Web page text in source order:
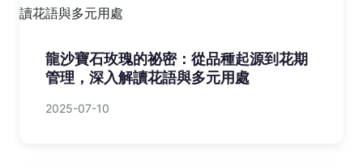
龍沙寶石玫瑰的祕密：從品種起源到花期
管理，深入解讀花語與多元用處
2025-07-10